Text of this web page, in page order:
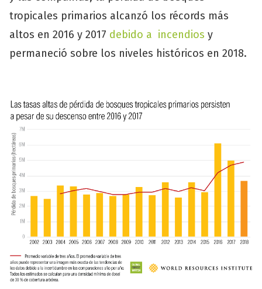
tropicales primarios alcanzó los récords más
altos en 2016 y 2017 debido a incendios y
permaneció sobre los niveles históricos en 2018.